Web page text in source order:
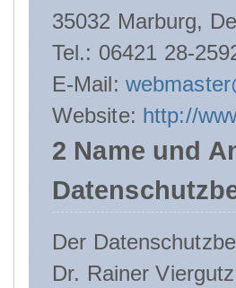
35032 Marburg,
Tel.: 06421 28-
E-Mail:
Website: http://
2 Name und
Der
Dr. Rainer Viergutz